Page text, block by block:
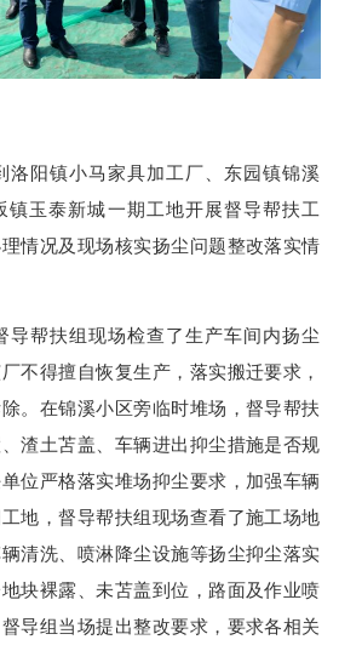
洛阳镇小马家具加工厂、东园镇锦溪
镇玉泰新城一期工地开展督导帮扶工
情况及现场核实扬尘问题整改落实情
导帮扶组现场检查了生产车间内扬尘
不得擅自恢复生产，落实搬迁要求，
。在锦溪小区旁临时堆场，督导帮扶
渣土苫盖、车辆进出抑尘措施是否规
位严格落实堆场抑尘要求，加强车辆
地，督导帮扶组现场查看了施工场地
清洗、喷淋降尘设施等扬尘抑尘落实
块裸露、未苫盖到位，路面及作业喷
导组当场提出整改要求，要求各相关